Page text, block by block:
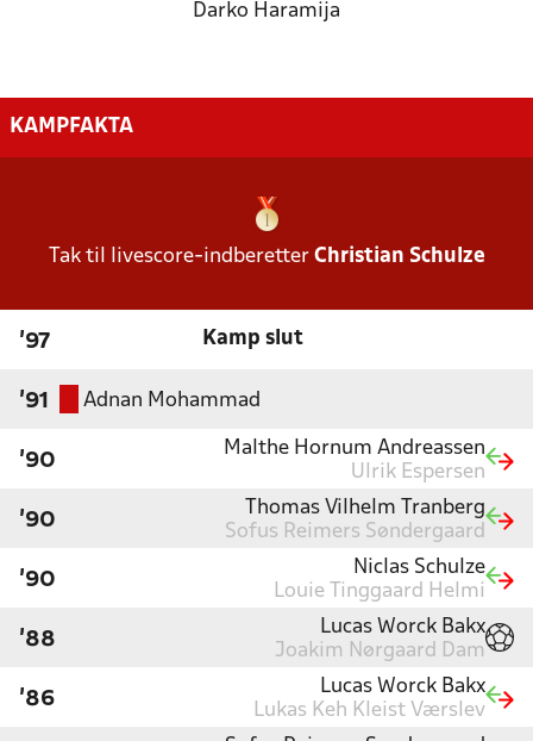
Darko Haramija
KAMPFAKTA
Tak til livescore-indberetter Christian Schulze
'97 Kamp slut
'91 Adnan Mohammad
'90
Malthe Hornum Andreassen
Ulrik Espersen
'90
Thomas Vilhelm Tranberg
Sofus Reimers Søndergaard
'90
Niclas Schulze
Louie Tinggaard Helmi
'88
Lucas Worck Bakx
Joakim Nørgaard Dam
'86
Lucas Worck Bakx
Lukas Keh Kleist Værslev